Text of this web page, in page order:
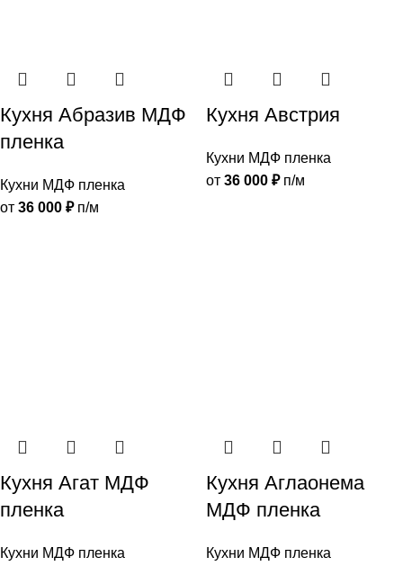
Кухня Абразив МДФ
пленка
Кухни МДФ пленка
от 36 000 ₽п/м
Кухня Австрия
Кухни МДФ пленка
от 36 000 ₽п/м
Кухня Агат МДФ
пленка
Кухни МДФ пленка
Кухня Аглаонема
МДФ пленка
Кухни МДФ пленка